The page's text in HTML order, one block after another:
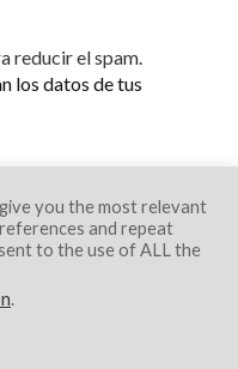
reducir el spam.
los datos de tus
Developed
you the most relevant
and repeat
to the use of ALL the
.